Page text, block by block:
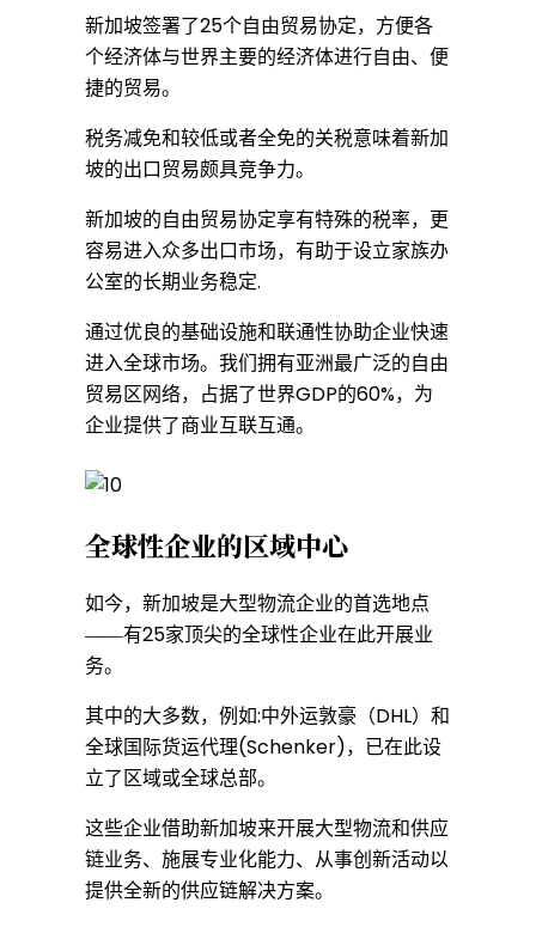
功
人
士
如
何
抓
住
机
遇
与
世
新加坡签署了25个自由贸易协定，方便各
个经济体与世界主要的经济体进行自由、便
捷的贸易。
税务减免和较低或者全免的关税意味着新加
坡的出口贸易颇具竞争力。
新加坡的自由贸易协定享有特殊的税率，更
容易进入众多出口市场，有助于设立家族办
公室的长期业务稳定.
通过优良的基础设施和联通性协助企业快速
进入全球市场。我们拥有亚洲最广泛的自由
贸易区网络，占据了世界GDP的60%，为
企业提供了商业互联互通。
全球性企业的区域中心
如今，新加坡是大型物流企业的首选地点
――有25家顶尖的全球性企业在此开展业
务。
其中的大多数，例如:中外运敦豪（DHL）和
全球国际货运代理(Schenker)，已在此设
立了区域或全球总部。
这些企业借助新加坡来开展大型物流和供应
链业务、施展专业化能力、从事创新活动以
提供全新的供应链解决方案。